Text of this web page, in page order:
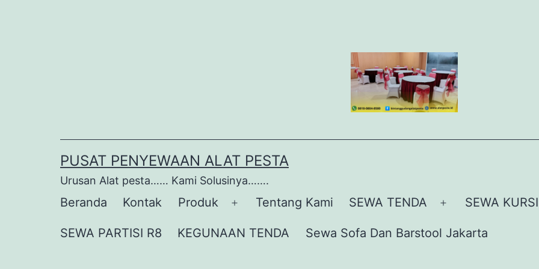
PUSAT PENYEWAAN ALAT PESTA
Urusan Alat pesta…… Kami Solusinya…….
Beranda Kontak Produk
Buka
menu
Tentang Kami SEWA TENDA
Buka
menu
SEWA KURSI
SEWA PARTISI R8 KEGUNAAN TENDA Sewa Sofa Dan Barstool Jakarta